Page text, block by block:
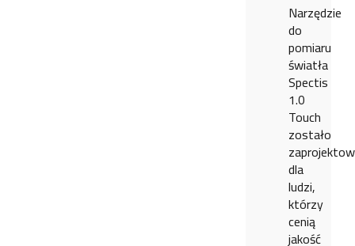
Narzędzie
do
pomiaru
światła
Spectis
1.0
Touch
zostało
dla
ludzi,
którzy
cenią
jakość